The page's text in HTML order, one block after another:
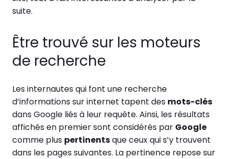
suite.
Être trouvé sur les moteurs
de recherche
Les internautes qui font une recherche
d’informations sur internet tapent des mots-clés
dans Google liés à leur requête. Ainsi, les résultats
affichés en premier sont considérés par Google
comme plus pertinentsque ceux qui s’y trouvent
dans les pages suivantes. La pertinence repose sur